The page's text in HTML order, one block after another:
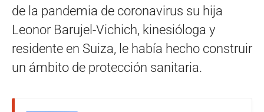
de la pandemia de coronavirus su hija
Leonor Barujel-Vichich, kinesióloga y
residente en Suiza, le había hecho construir
un ámbito de protección sanitaria.